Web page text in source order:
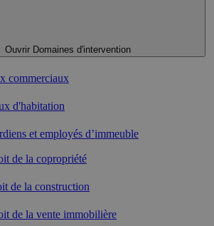
Ouvrir Domaines d'intervention
commerciaux
d'habitation
et employés d’immeuble
de la copropriété
de la construction
de la vente immobilière